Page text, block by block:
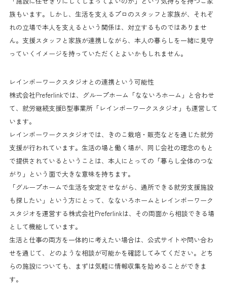
族もいます。しかし、生活を支えるプロのスタッフと家族が、それぞ
れの立場で本人を支えるという関係は、対立するものではありませ
ん。支援スタッフと家族が連携しながら、本人の暮らしを一緒に見守
っていくイメージを持っていただくとよいかもしれません。
レインボーワークスタジオとの連携という可能性
株式会社Preferlinkでは、グループホーム「なないろホーム」と合わせ
て、就労継続支援B型事業所「レインボーワークスタジオ」も運営して
います。
レインボーワークスタジオでは、きのこ栽培・販売などを通じた就労
支援が行われています。生活の場と働く場が、同じ会社の理念のもと
で提供されているということは、本人にとっての「暮らし全体のつな
がり」という面で大きな意味を持ちます。
「グループホームで生活を安定させながら、通所できる就労支援施設
も探したい」という方にとって、なないろホームとレインボーワーク
スタジオを運営する株式会社Preferlinkは、その両面から相談できる場
として機能しています。
生活と仕事の両方を一体的に考えたい場合は、公式サイトや問い合わ
せを通じて、どのような相談が可能かを確認してみてください。どち
らの施設についても、まずは気軽に情報収集を始めることができま
す。